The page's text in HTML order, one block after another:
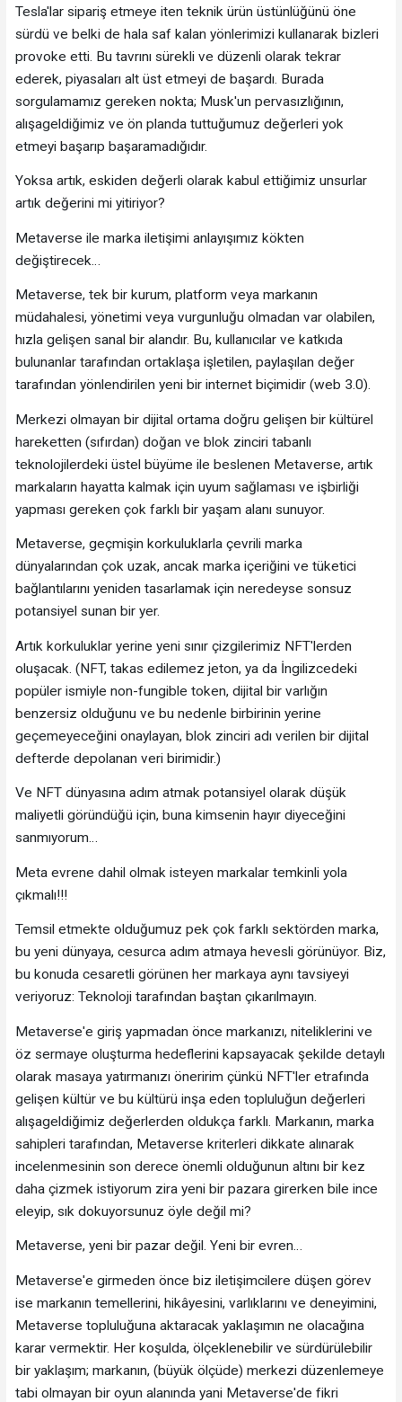
Tesla'lar sipariş etmeye iten teknik ürün üstünlüğünü öne
sürdü ve belki de hala saf kalan yönlerimizi kullanarak bizleri
provoke etti. Bu tavrını sürekli ve düzenli olarak tekrar
ederek, piyasaları alt üst etmeyi de başardı. Burada
sorgulamamız gereken nokta; Musk'un pervasızlığının,
alışageldiğimiz ve ön planda tuttuğumuz değerleri yok
etmeyi başarıp başaramadığıdır.
Yoksa artık, eskiden değerli olarak kabul ettiğimiz unsurlar
artık değerini mi yitiriyor?
Metaverse ile marka iletişimi anlayışımız kökten
değiştirecek…
Metaverse, tek bir kurum, platform veya markanın
müdahalesi, yönetimi veya vurgunluğu olmadan var olabilen,
hızla gelişen sanal bir alandır. Bu, kullanıcılar ve katkıda
bulunanlar tarafından ortaklaşa işletilen, paylaşılan değer
tarafından yönlendirilen yeni bir internet biçimidir (web 3.0).
Merkezi olmayan bir dijital ortama doğru gelişen bir kültürel
hareketten (sıfırdan) doğan ve blok zinciri tabanlı
teknolojilerdeki üstel büyüme ile beslenen Metaverse, artık
markaların hayatta kalmak için uyum sağlaması ve işbirliği
yapması gereken çok farklı bir yaşam alanı sunuyor.
Metaverse, geçmişin korkuluklarla çevrili marka
dünyalarından çok uzak, ancak marka içeriğini ve tüketici
bağlantılarını yeniden tasarlamak için neredeyse sonsuz
potansiyel sunan bir yer.
Artık korkuluklar yerine yeni sınır çizgilerimiz NFT'lerden
oluşacak. (NFT, takas edilemez jeton, ya da İngilizcedeki
popüler ismiyle non-fungible token, dijital bir varlığın
benzersiz olduğunu ve bu nedenle birbirinin yerine
geçemeyeceğini onaylayan, blok zinciri adı verilen bir dijital
defterde depolanan veri birimidir.)
Ve NFT dünyasına adım atmak potansiyel olarak düşük
maliyetli göründüğü için, buna kimsenin hayır diyeceğini
sanmıyorum…
Meta evrene dahil olmak isteyen markalar temkinli yola
çıkmalı!!!
Temsil etmekte olduğumuz pek çok farklı sektörden marka,
bu yeni dünyaya, cesurca adım atmaya hevesli görünüyor. Biz,
bu konuda cesaretli görünen her markaya aynı tavsiyeyi
veriyoruz: Teknoloji tarafından baştan çıkarılmayın.
Metaverse'e giriş yapmadan önce markanızı, niteliklerini ve
öz sermaye oluşturma hedeflerini kapsayacak şekilde detaylı
olarak masaya yatırmanızı öneririm çünkü NFT'ler etrafında
gelişen kültür ve bu kültürü inşa eden topluluğun değerleri
alışageldiğimiz değerlerden oldukça farklı. Markanın, marka
sahipleri tarafından, Metaverse kriterleri dikkate alınarak
incelenmesinin son derece önemli olduğunun altını bir kez
daha çizmek istiyorum zira yeni bir pazara girerken bile ince
eleyip, sık dokuyorsunuz öyle değil mi?
Metaverse, yeni bir pazar değil. Yeni bir evren…
Metaverse'e girmeden önce biz iletişimcilere düşen görev
ise markanın temellerini, hikâyesini, varlıklarını ve deneyimini,
Metaverse topluluğuna aktaracak yaklaşımın ne olacağına
karar vermektir. Her koşulda, ölçeklenebilir ve sürdürülebilir
bir yaklaşım; markanın, (büyük ölçüde) merkezi düzenlemeye
tabi olmayan bir oyun alanında yani Metaverse'de fikri